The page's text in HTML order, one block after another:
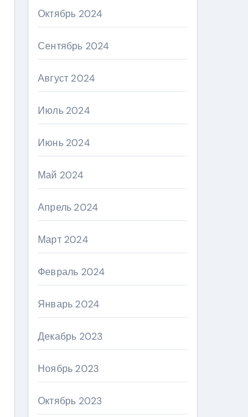
Октябрь 2024
Сентябрь 2024
Август 2024
Июль 2024
Июнь 2024
Май 2024
Апрель 2024
Март 2024
Февраль 2024
Январь 2024
Декабрь 2023
Ноябрь 2023
Октябрь 2023